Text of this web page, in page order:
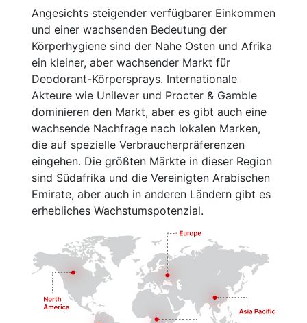
Angesichts steigender verfügbarer Einkommen
und einer wachsenden Bedeutung der
Körperhygiene sind der Nahe Osten und Afrika
ein kleiner, aber wachsender Markt für
Deodorant-Körpersprays. Internationale
Akteure wie Unilever und Procter & Gamble
dominieren den Markt, aber es gibt auch eine
wachsende Nachfrage nach lokalen Marken,
die auf spezielle Verbraucherpräferenzen
eingehen. Die größten Märkte in dieser Region
sind Südafrika und die Vereinigten Arabischen
Emirate, aber auch in anderen Ländern gibt es
erhebliches Wachstumspotenzial.